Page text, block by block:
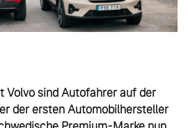
Sie erhalten bei uns eine
Volvo sind Autofahrer auf der
der ersten Automobilhersteller